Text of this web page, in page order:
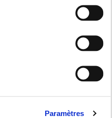
Paramètres
GAMME PIAGGIO E5+.
SANS FIN.